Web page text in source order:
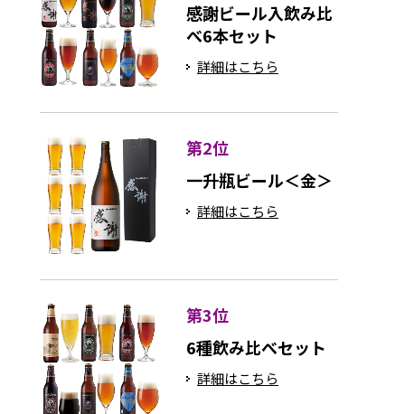
感謝ビール入飲み比
べ6本セット
詳細はこちら
第2位
一升瓶ビール＜金＞
詳細はこちら
第3位
6種飲み比べセット
詳細はこちら